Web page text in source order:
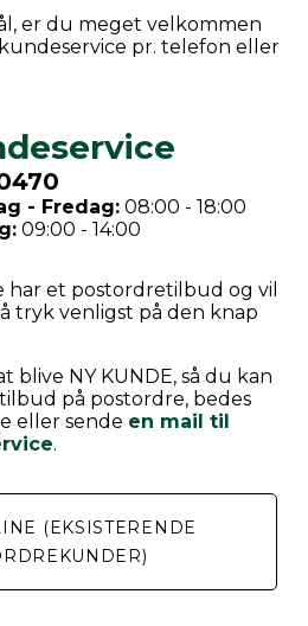
er du meget velkommen
pr. telefon eller
- Fredag:08:00 - 18:00
09:00 - 14:00
har et postordretilbud og vil
tryk venligst på den knap
blive NY KUNDE, så du kan
på postordre, bedes
eller sende en mail til
.
(EKSISTERENDE